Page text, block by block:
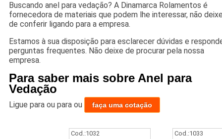
Buscando anel para vedação? A Dinamarca Rolamentos é
fornecedora de materiais que podem lhe interessar, não
de conferir ligando para a empresa.
Estamos à sua disposição para esclarecer dúvidas e
perguntas frequentes. Não deixe de procurar pela nossa
empresa.
Para saber mais sobre Anel para
Vedação
Ligue para ou para ou faça uma cotação
Cod.:1032 Cod.:1033